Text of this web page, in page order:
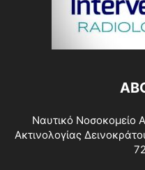
Ναυτικό Νοσοκομείο
Ακτινολογίας